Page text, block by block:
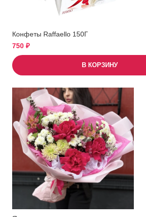
Конфеты Raffaello 150Г
750 ₽
В КОРЗИНУ